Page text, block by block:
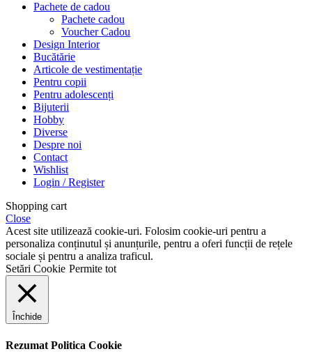
Pachete de cadou
Pachete cadou
Voucher Cadou
Design Interior
Bucătărie
Articole de vestimentație
Pentru copii
Pentru adolescenți
Bijuterii
Hobby
Diverse
Despre noi
Contact
Wishlist
Login / Register
Shopping cart
Close
Acest site utilizează cookie-uri. Folosim cookie-uri pentru a
personaliza conținutul și anunțurile, pentru a oferi funcții de rețele
sociale și pentru a analiza traficul.
Setări Cookie Permite tot
Închide
Rezumat Politica Cookie